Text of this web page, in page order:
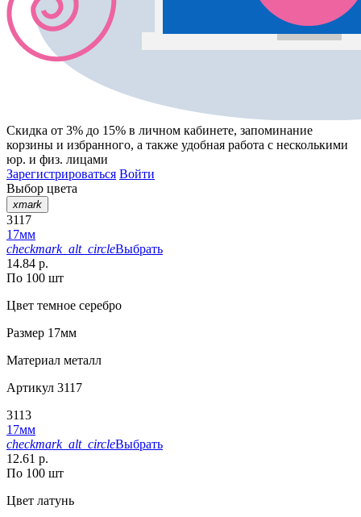
Скидка от 3% до 15% в личном кабинете, запоминание
корзины и избранного, а также удобная работа с несколькими
юр. и физ. лицами
Зарегистрироваться Войти
Выбор цвета
xmark
3117
17мм
checkmark_alt_circleВыбрать
14.84 р.
По 100 шт
Цвет темное серебро
Размер 17мм
Материал металл
Артикул 3117
3113
17мм
checkmark_alt_circleВыбрать
12.61 р.
По 100 шт
Цвет латунь